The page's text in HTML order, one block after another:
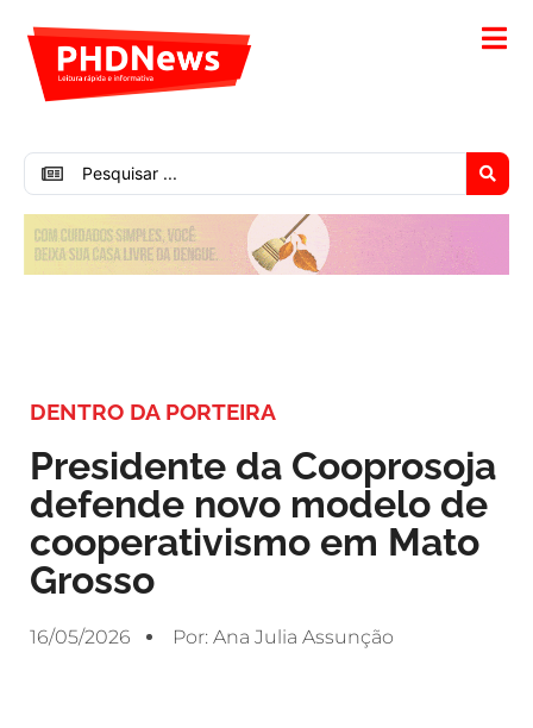
DENTRO DA PORTEIRA
Presidente da Cooprosoja
defende novo modelo de
cooperativismo em Mato
Grosso
16/05/2026 Por: Ana Julia Assunção